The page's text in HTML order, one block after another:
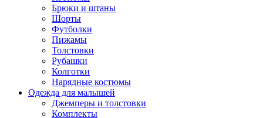
Брюки и штаны
Шорты
Футболки
Пижамы
Толстовки
Рубашки
Колготки
Нарядные костюмы
Одежда для малышей
Джемперы и толстовки
Комплекты